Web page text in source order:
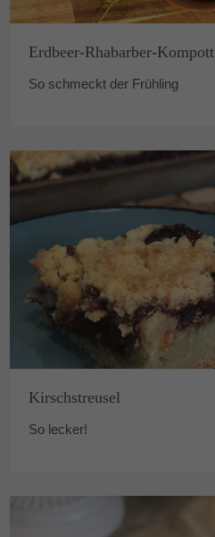
Erdbeer-Rhabarber-Kompott
So schmeckt der Frühling
Kirschstreusel
So lecker!